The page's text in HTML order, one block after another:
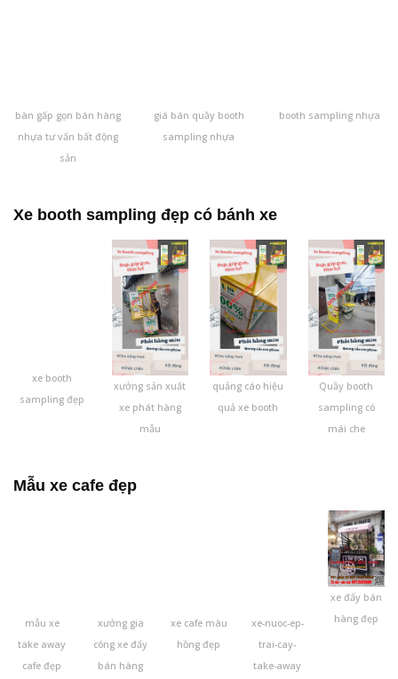
bàn gấp gọn bán hàng
nhựa tư vấn bất động
sản
giá bán quầy booth
sampling nhựa
booth sampling nhựa
Xe booth sampling đẹp có bánh xe
xe booth
sampling đẹp
xưởng sản xuất
xe phát hàng
mẫu
quảng cáo hiệu
quả xe booth
Quầy booth
sampling có
mái che
Mẫu xe cafe đẹp
mẫu xe
take away
cafe đẹp
xưởng gia
công xe đẩy
bán hàng
xe cafe màu
hồng đẹp
xe-nuoc-ep-
trai-cay-
take-away
xe đẩy bán
hàng đẹp